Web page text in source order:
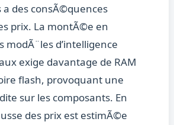
des consÃ©quences
prix. La montÃ©e en
modÃ¨les d’intelligence
exige davantage de RAM
flash, provoquant une
sur les composants. En
des prix est estimÃ©e